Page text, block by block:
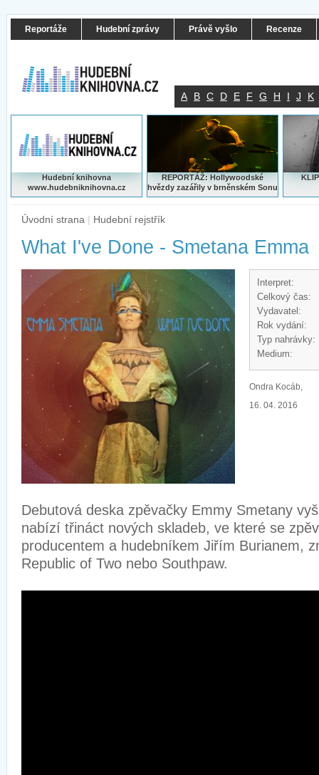
Reportáže Hudební zprávy Právě vyšlo Recenze
A B C D E F G H I J K
Hudební knihovna
www.hudebniknihovna.cz
REPORTÁŽ: Hollywoodské
hvězdy zazářily v brněnském Sonu
Úvodní strana | Hudební rejstřík
What I've Done - Smetana Emma
Interpret:
Celkový čas:
Vydavatel:
Rok vydání:
Typ nahrávky:
Medium:
Ondra Kocáb,
16. 04. 2016
Debutová deska zpěvačky Emmy Smetany
nabízí třináct nových skladeb, ve které se
producentem a hudebníkem Jiřím Burianem,
Republic of Two nebo Southpaw.